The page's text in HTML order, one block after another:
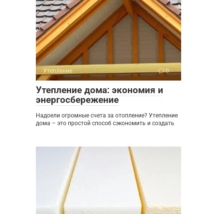
Утепление 0
Утепление дома: экономия и
энергосбережение
Надоели огромные счета за отопление? Утепление
дома – это простой способ сэкономить и создать